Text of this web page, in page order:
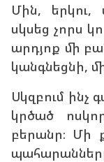
Մին,
սկսեց չորս
արդյոք մի
կանգնեցնի,
Սկզբում ինչ
կրծած
բերանր։ Մի